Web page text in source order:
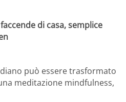
di casa, semplice
può essere trasformato
meditazione mindfulness,